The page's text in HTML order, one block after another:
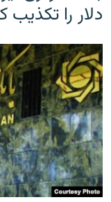
دلار را تکذیب